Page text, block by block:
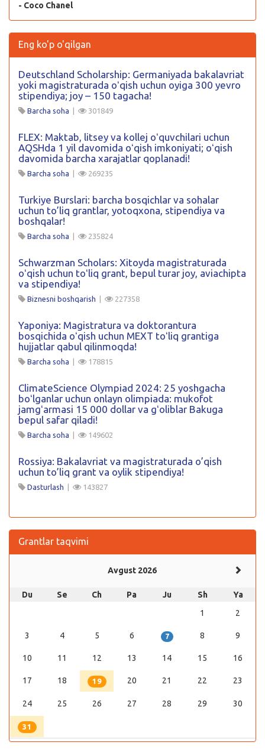
- Coco Chanel
Eng ko'p o'qilgan
Deutschland Scholarship: Germaniyada bakalavriat
yoki magistraturada oʻqish uchun oyiga 300 yevro
stipendiya; joy – 150 tagacha!
Barcha soha 301849
FLEX: Maktab, litsey va kollej oʻquvchilari uchun
AQSHda 1 yil davomida oʻqish imkoniyati; oʻqish
davomida barcha xarajatlar qoplanadi!
Barcha soha 269235
Turkiye Burslari: barcha bosqichlar va sohalar
uchun to’liq grantlar, yotoqxona, stipendiya va
boshqalar!
Barcha soha 235824
Schwarzman Scholars: Xitoyda magistraturada
oʻqish uchun toʻliq grant, bepul turar joy, aviachipta
va stipendiya!
Biznesni boshqarish 227358
Yaponiya: Magistratura va doktorantura
bosqichida oʻqish uchun MEXT toʻliq grantiga
hujjatlar qabul qilinmoqda!
Barcha soha 178815
ClimateScience Olympiad 2024: 25 yoshgacha
boʻlganlar uchun onlayn olimpiada: mukofot
jamgʻarmasi 15 000 dollar va gʻoliblar Bakuga
bepul safar qiladi!
Barcha soha 149602
Rossiya: Bakalavriat va magistraturada o’qish
uchun to’liq grant va oylik stipendiya!
Dasturlash 143827
Grantlar taqvimi
Avgust 2026
Du Se Ch Pa Ju Sh
Ya
1
2
3 4 5 6 7 8 9
10 11 12 13 14 15 16
17 18 19 20 21 22 23
24 25 26 27 28 29 30
31